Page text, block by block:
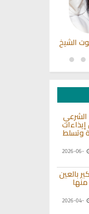
الشيخ
الشرعي
وتسلط
2026-06-
بالعين
2026-04-